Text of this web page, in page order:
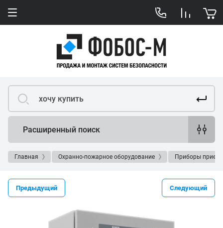
Расширенный поиск
Главная Охранно-пожарное оборудование Приборы
Предыдущий Следующий